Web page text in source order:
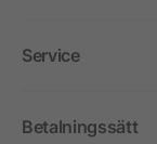
Service
Betalningssätt